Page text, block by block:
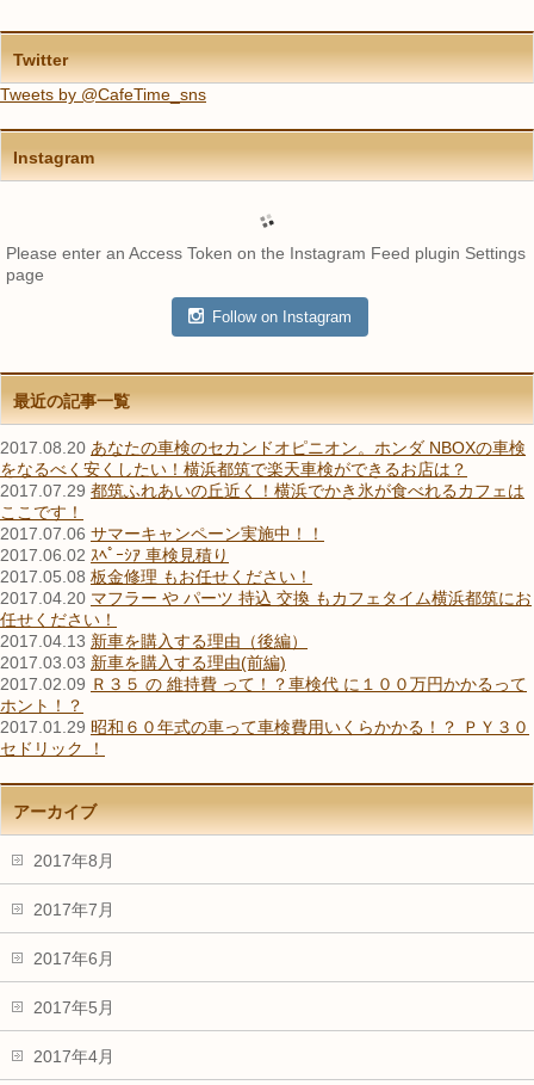
Twitter
Tweets by @CafeTime_sns
Instagram
Please enter an Access Token on the Instagram Feed plugin Settings
page
Follow on Instagram
最近の記事一覧
2017.08.20 あなたの車検のセカンドオピニオン。ホンダ NBOXの車検
をなるべく安くしたい！横浜都筑で楽天車検ができるお店は？
2017.07.29 都筑ふれあいの丘近く！横浜でかき氷が食べれるカフェは
ここです！
2017.07.06 サマーキャンペーン実施中！！
2017.06.02 ｽﾍﾟｰｼｱ 車検見積り
2017.05.08 板金修理 もお任せください！
2017.04.20 マフラー や パーツ 持込 交換 もカフェタイム横浜都筑にお
任せください！
2017.04.13 新車を購入する理由（後編）
2017.03.03 新車を購入する理由(前編)
2017.02.09 Ｒ３５ の 維持費 って！？車検代 に１００万円かかるって
ホント！？
2017.01.29 昭和６０年式の車って車検費用いくらかかる！？ ＰＹ３０
セドリック ！
アーカイブ
2017年8月
2017年7月
2017年6月
2017年5月
2017年4月